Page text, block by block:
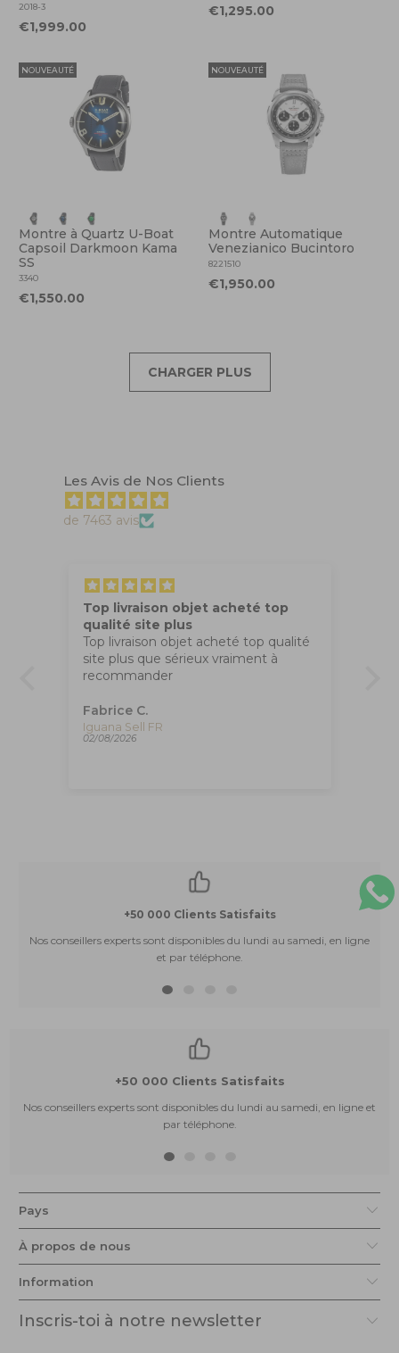
2018-3
€1,999.00
€1,295.00
NOUVEAUTÉ
Montre à Quartz U-Boat
Capsoil Darkmoon Kama
SS
3340
€1,550.00
NOUVEAUTÉ
Montre Automatique
Venezianico Bucintoro
8221510
€1,950.00
CHARGER PLUS
Les Avis de Nos Clients
de 7463 avis
Top livraison objet acheté top
qualité site plus
Top livraison objet acheté top qualité
site plus que sérieux vraiment à
recommander
Fabrice C.
Iguana Sell FR
02/08/2026
+50 000 Clients Satisfaits
Nos conseillers experts sont disponibles du lundi au samedi, en ligne
et par téléphone.
+50 000 Clients Satisfaits
Nos conseillers experts sont disponibles du lundi au samedi, en ligne et
par téléphone.
Pays
À propos de nous
Information
Inscris-toi à notre newsletter